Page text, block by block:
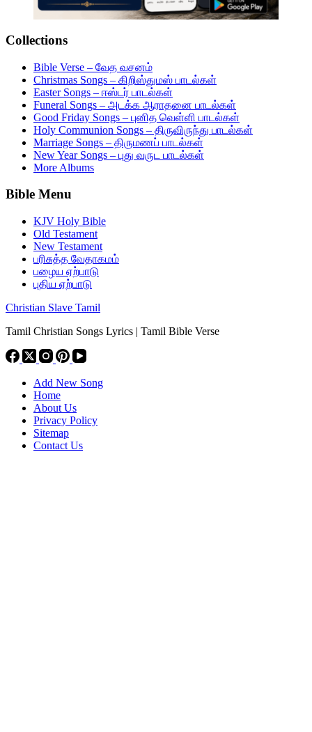
Collections
Bible Verse – வேத வசனம்
Christmas Songs – கிறிஸ்துமஸ் பாடல்கள்
Easter Songs – ஈஸ்டர் பாடல்கள்
Funeral Songs – அடக்க ஆராதனை பாடல்கள்
Good Friday Songs – புனித வெள்ளி பாடல்கள்
Holy Communion Songs – திருவிருந்து பாடல்கள்
Marriage Songs – திருமணப் பாடல்கள்
New Year Songs – புது வருட பாடல்கள்
More Albums
Bible Menu
KJV Holy Bible
Old Testament
New Testament
பரிசுத்த வேதாகமம்
பழைய ஏற்பாடு
புதிய ஏற்பாடு
Christian Slave Tamil
Tamil Christian Songs Lyrics | Tamil Bible Verse
Add New Song
Home
About Us
Privacy Policy
Sitemap
Contact Us